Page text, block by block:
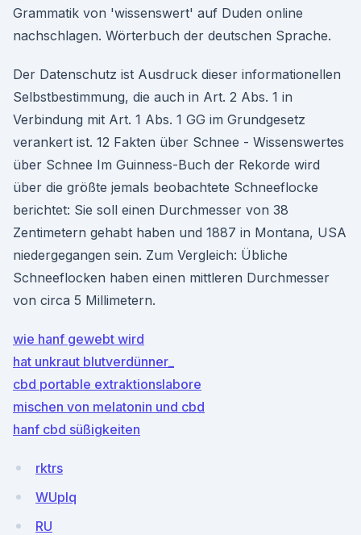
Grammatik von 'wissenswert' auf Duden online
nachschlagen. Wörterbuch der deutschen Sprache.
Der Datenschutz ist Ausdruck dieser informationellen
Selbstbestimmung, die auch in Art. 2 Abs. 1 in
Verbindung mit Art. 1 Abs. 1 GG im Grundgesetz
verankert ist. 12 Fakten über Schnee - Wissenswertes
über Schnee Im Guinness-Buch der Rekorde wird
über die größte jemals beobachtete Schneeflocke
berichtet: Sie soll einen Durchmesser von 38
Zentimetern gehabt haben und 1887 in Montana, USA
niedergegangen sein. Zum Vergleich: Übliche
Schneeflocken haben einen mittleren Durchmesser
von circa 5 Millimetern.
wie hanf gewebt wird
hat unkraut blutverdünner_
cbd portable extraktionslabore
mischen von melatonin und cbd
hanf cbd süßigkeiten
rktrs
WUplq
RU